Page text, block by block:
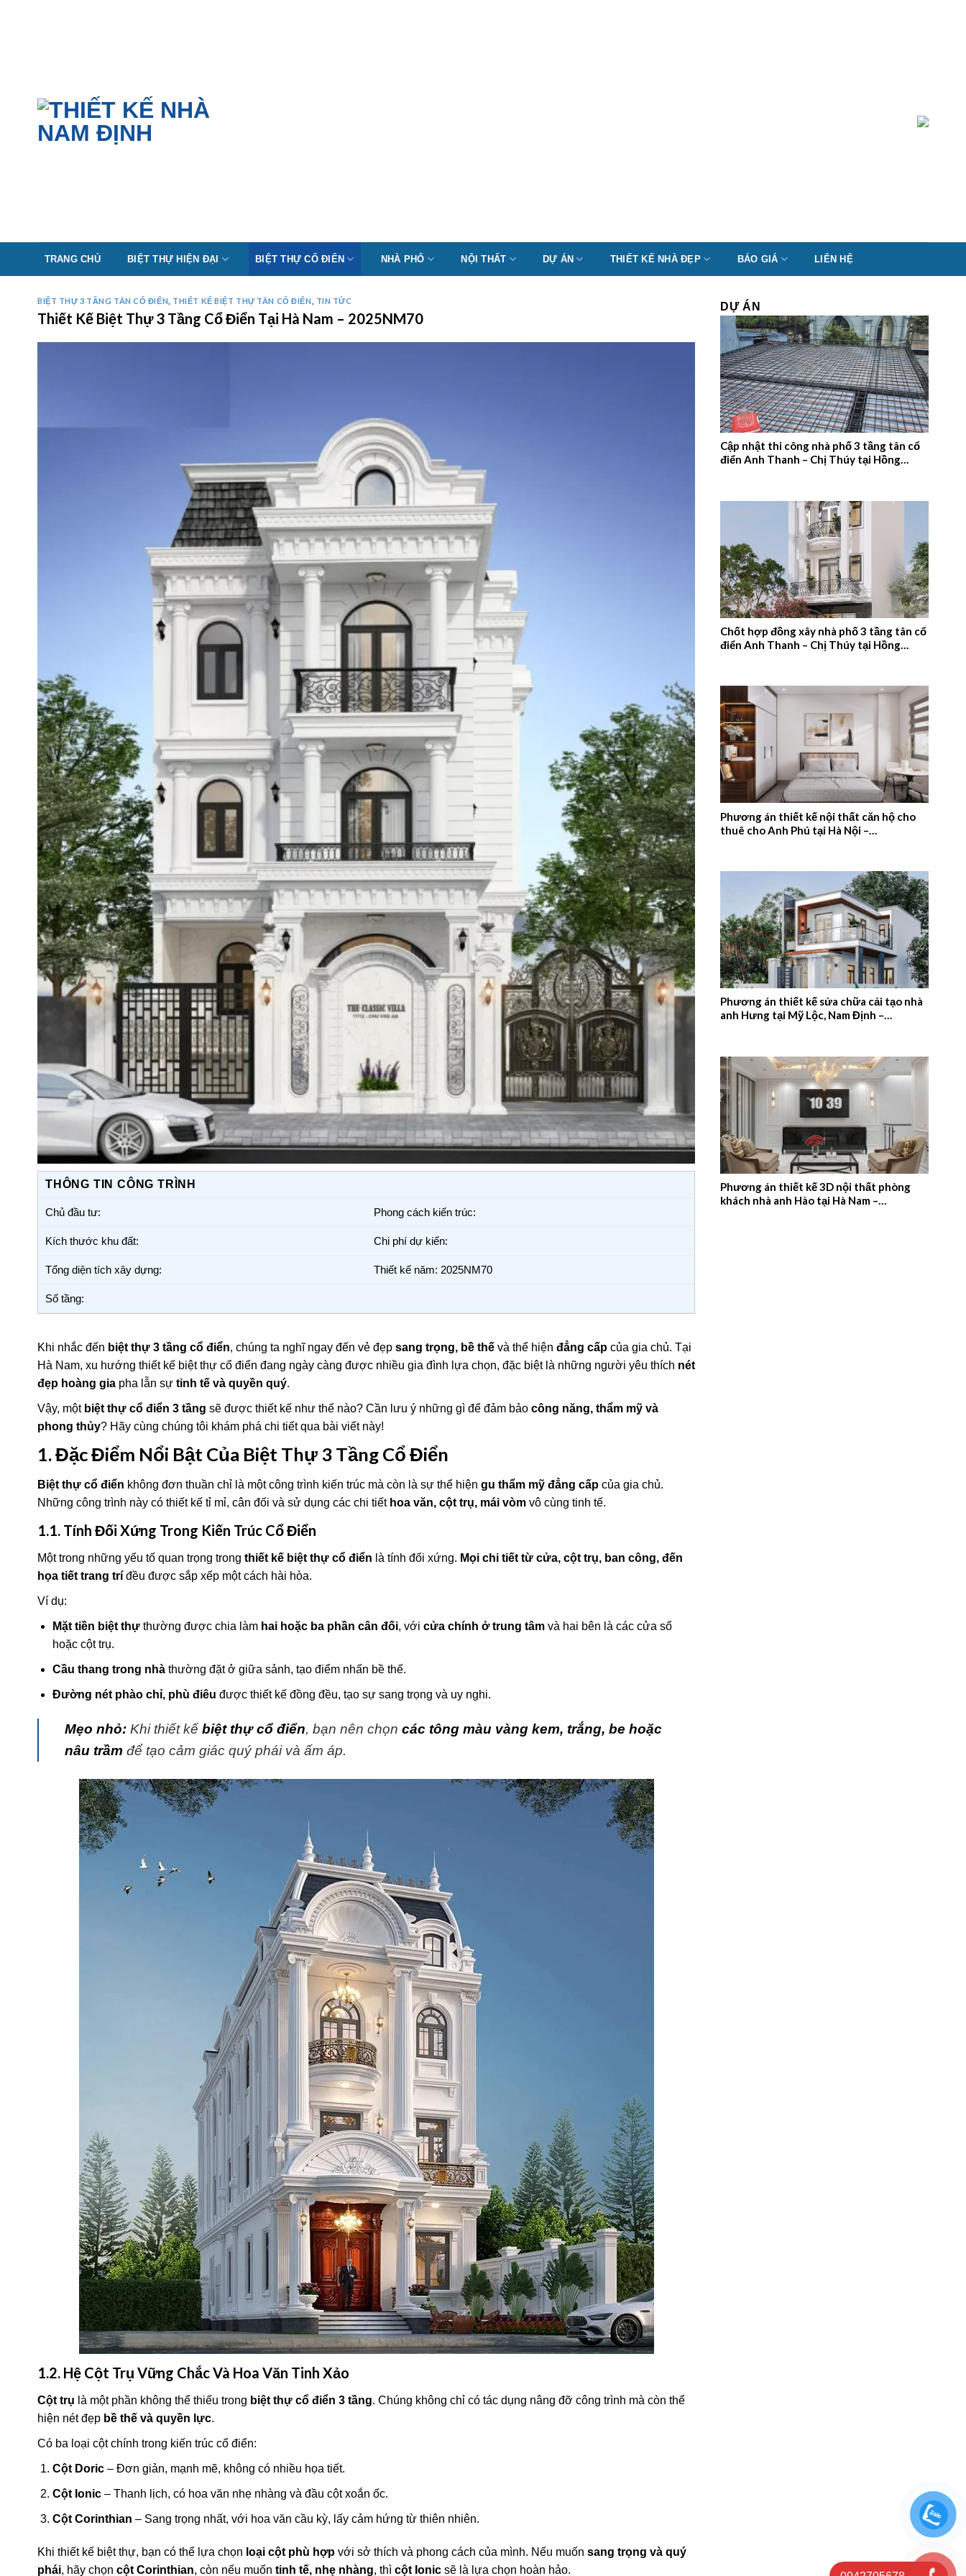
TRANG CHỦ BIỆT THỰ HIỆN ĐẠI BIỆT THỰ CỔ ĐIỂN NHÀ PHỐ NỘI THẤT DỰ ÁN THIẾT KẾ NHÀ ĐẸP BÁO GIÁ LIÊN HỆ
BIỆT THỰ 3 TẦNG TÂN CỔ ĐIỂN THIẾT KẾ BIỆT THỰ TÂN CỔ ĐIỂN TIN TỨC
Thiết Kế Biệt Thự 3 Tầng Cổ Điển Tại Hà Nam – 2025NM70
THÔNG TIN CÔNG TRÌNH
Chủ đầu tư: Phong cách kiến trúc:
Kích thước khu đất: Chi phí dự kiến:
Tổng diện tích xây dựng: Thiết kế năm: 2025NM70
Số tầng:
Khi nhắc đến biệt thự 3 tầng cổ điển, chúng ta nghĩ ngay đến vẻ đẹp sang trọng, bề thế và thể hiện đẳng cấp của gia chủ. Tại
Hà Nam, xu hướng thiết kế biệt thự cổ điển đang ngày càng được nhiều gia đình lựa chọn, đặc biệt là những người yêu thích nét
đẹp hoàng gia pha lẫn sự tinh tế và quyền quý.
Vậy, một biệt thự cổ điển 3 tầng sẽ được thiết kế như thế nào? Cần lưu ý những gì để đảm bảo công năng, thẩm mỹ và
phong thủy? Hãy cùng chúng tôi khám phá chi tiết qua bài viết này!
1. Đặc Điểm Nổi Bật Của Biệt Thự 3 Tầng Cổ Điển
Biệt thự cổ điển không đơn thuần chỉ là một công trình kiến trúc mà còn là sự thể hiện gu thẩm mỹ đẳng cấp của gia chủ.
Những công trình này có thiết kế tỉ mỉ, cân đối và sử dụng các chi tiết hoa văn, cột trụ, mái vòm vô cùng tinh tế.
1.1. Tính Đối Xứng Trong Kiến Trúc Cổ Điển
Một trong những yếu tố quan trọng trong thiết kế biệt thự cổ điển là tính đối xứng. Mọi chi tiết từ cửa, cột trụ, ban công, đến
họa tiết trang trí đều được sắp xếp một cách hài hòa.
Ví dụ:
Mặt tiền biệt thựthường được chia làm hai hoặc ba phần cân đối, với cửa chính ở trung tâmvà hai bên là các cửa sổ
hoặc cột trụ.
Cầu thang trong nhàthường đặt ở giữa sảnh, tạo điểm nhấn bề thế.
Đường nét phào chỉ, phù điêu được thiết kế đồng đều, tạo sự sang trọng và uy nghi.
Mẹo nhỏ: Khi thiết kế biệt thự cổ điển, bạn nên chọn các tông màu vàng kem, trắng, be hoặc
nâu trầm để tạo cảm giác quý phái và ấm áp.
1.2. Hệ Cột Trụ Vững Chắc Và Hoa Văn Tinh Xảo
Cột trụ là một phần không thể thiếu trong biệt thự cổ điển 3 tầng. Chúng không chỉ có tác dụng nâng đỡ công trình mà còn thể
hiện nét đẹp bề thế và quyền lực.
Có ba loại cột chính trong kiến trúc cổ điển:
Cột Doric– Đơn giản, mạnh mẽ, không có nhiều họa tiết.
Cột Ionic– Thanh lịch, có hoa văn nhẹ nhàng và đầu cột xoắn ốc.
Cột Corinthian – Sang trọng nhất, với hoa văn cầu kỳ, lấy cảm hứng từ thiên nhiên.
Khi thiết kế biệt thự, bạn có thể lựa chọn loại cột phù hợp với sở thích và phong cách của mình. Nếu muốn sang trọng và quý
phái, hãy chọn cột Corinthian, còn nếu muốn tinh tế, nhẹ nhàng, thì cột Ionic sẽ là lựa chọn hoàn hảo.
DỰ ÁN
Cập nhật thi công nhà phố 3 tầng tân cổ
điển Anh Thanh – Chị Thúy tại Hồng
Chốt hợp đồng xây nhà phố 3 tầng tân cổ
điển Anh Thanh – Chị Thúy tại Hồng
Phương án thiết kế nội thất căn hộ cho
thuê cho Anh Phú tại Hà Nội –
Phương án thiết kế sửa chữa cải tạo nhà
anh Hưng tại Mỹ Lộc, Nam Định –
Phương án thiết kế 3D nội thất phòng
khách nhà anh Hào tại Hà Nam –